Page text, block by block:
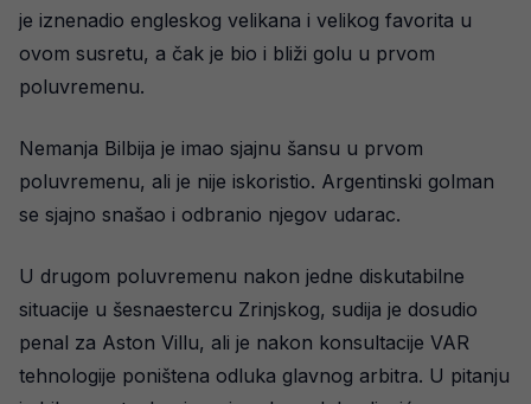
je iznenadio engleskog velikana i velikog favorita u
ovom susretu, a čak je bio i bliži golu u prvom
poluvremenu.
Nemanja Bilbija je imao sjajnu šansu u prvom
poluvremenu, ali je nije iskoristio. Argentinski golman
se sjajno snašao i odbranio njegov udarac.
U drugom poluvremenu nakon jedne diskutabilne
situacije u šesnaestercu Zrinjskog, sudija je dosudio
penal za Aston Villu, ali je nakon konsultacije VAR
tehnologije poništena odluka glavnog arbitra. U pitanju